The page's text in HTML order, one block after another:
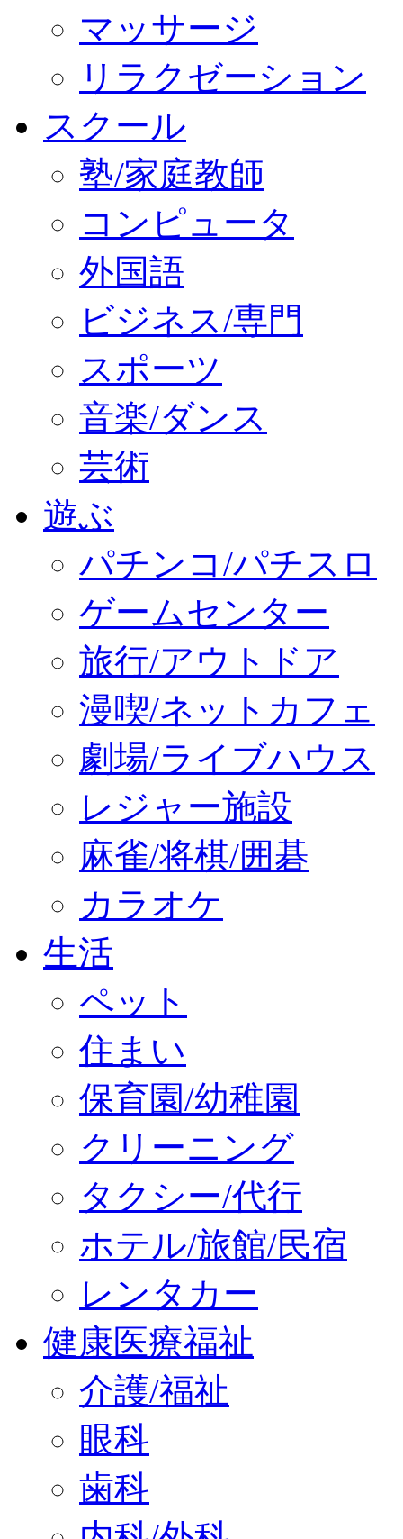
マッサージ
リラクゼーション
スクール
塾/家庭教師
コンピュータ
外国語
ビジネス/専門
スポーツ
音楽/ダンス
芸術
遊ぶ
パチンコ/パチスロ
ゲームセンター
旅行/アウトドア
漫喫/ネットカフェ
劇場/ライブハウス
レジャー施設
麻雀/将棋/囲碁
カラオケ
生活
ペット
住まい
保育園/幼稚園
クリーニング
タクシー/代行
ホテル/旅館/民宿
レンタカー
健康医療福祉
介護/福祉
眼科
歯科